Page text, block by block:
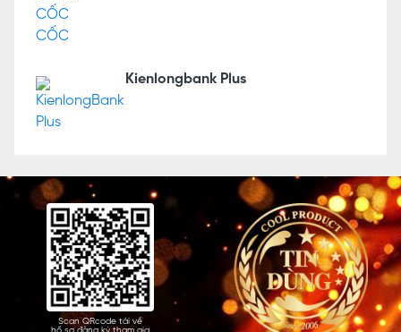
Kienlongbank Plus
Scan QRcode tải về